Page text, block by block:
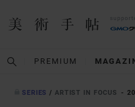
PREMIUM
SERIES / ARTIST IN FOCUS